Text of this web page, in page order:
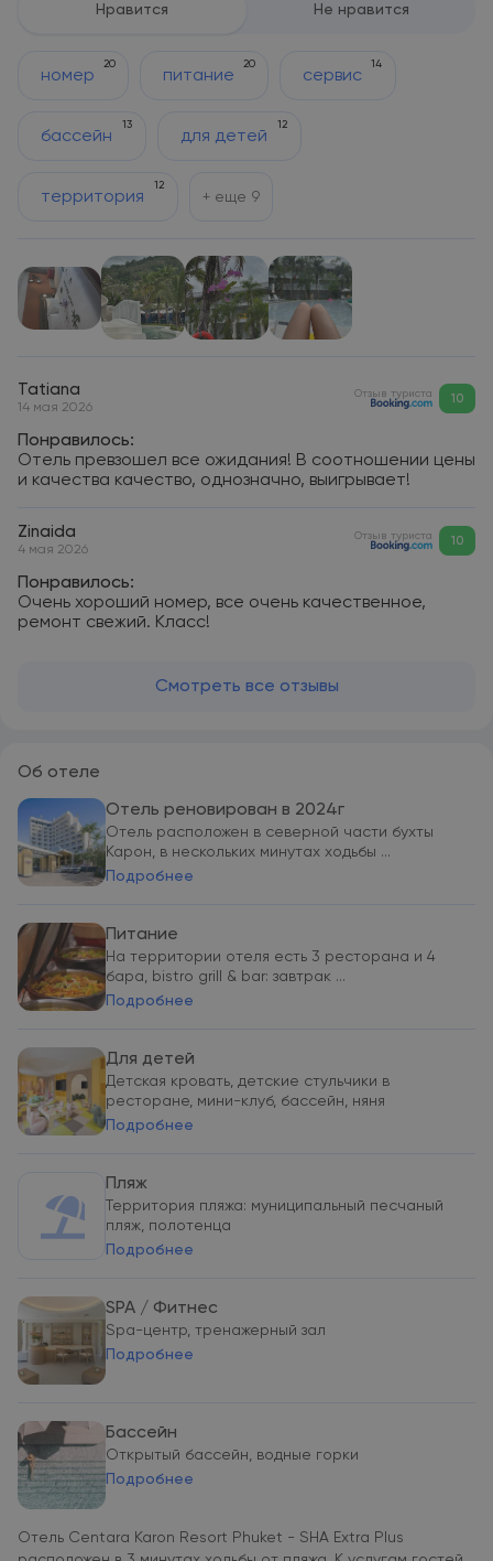
Нравится Не нравится
номер
20
питание
20
сервис
14
бассейн
13
для детей
12
территория
12
+ еще 9
Tatiana
14 мая 2026
Отзыв туриста 10
Понравилось:
Отель превзошел все ожидания! В соотношении цены
и качества качество, однозначно, выигрывает!
Zinaida
4 мая 2026
Отзыв туриста 10
Понравилось:
Очень хороший номер, все очень качественное,
ремонт свежий. Класс!
Смотреть все отзывы
Об отеле
Отель реновирован в 2024г
Отель расположен в северной части бухты
Карон, в нескольких минутах ходьбы ...
Подробнее
Питание
На территории отеля есть 3 ресторана и 4
бара, bistro grill & bar: завтрак ...
Подробнее
Для детей
Детская кровать, детские стульчики в
ресторане, мини-клуб, бассейн, няня
Подробнее
Пляж
Территория пляжа: муниципальный песчаный
пляж, полотенца
Подробнее
SPA / Фитнес
Spa-центр, тренажерный зал
Подробнее
Бассейн
Открытый бассейн, водные горки
Подробнее
Отель Centara Karon Resort Phuket - SHA Extra Plus